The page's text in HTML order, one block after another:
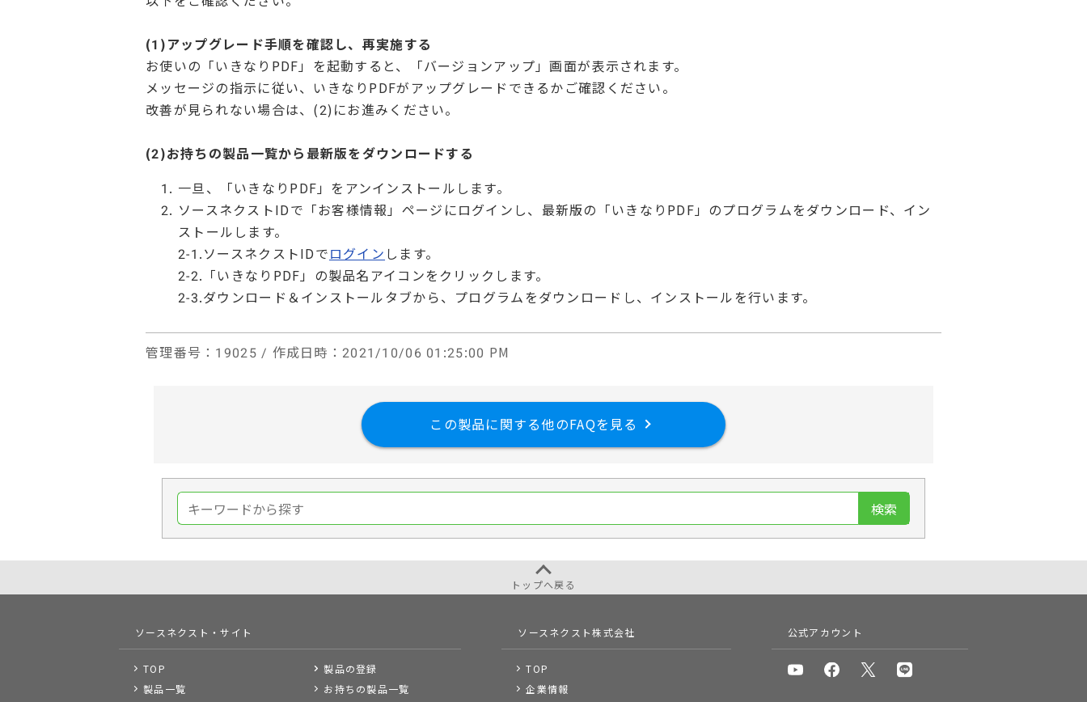
(1)アップグレード手順を確認し、再実施する
お使いの「いきなりPDF」を起動すると、「バージョンアップ」画面が表示されます。
メッセージの指示に従い、いきなりPDFがアップグレードできるかご確認ください。
改善が見られない場合は、(2)にお進みください。
(2)お持ちの製品一覧から最新版をダウンロードする
一旦、「いきなりPDF」をアンインストールします。
ソースネクストIDで「お客様情報」ページにログインし、最新版の「いきなりPDF」のプログラムをダウンロード、イン
ストールします。
2-1.ソースネクストIDでログイン します。
2-2.「いきなりPDF」の製品名アイコンをクリックします。
2-3.ダウンロード＆インストールタブから、プログラムをダウンロードし、インストールを行います。
管理番号 ：19025 / 作成日時 ：2021/10/06 01:25:00 PM
この製品に関する他のFAQを見る
検索
トップへ戻る
ソースネクスト・サイト
TOP
製品一覧
製品の登録
お持ちの製品一覧
ソースネクスト株式会社
TOP
企業情報
公式アカウント